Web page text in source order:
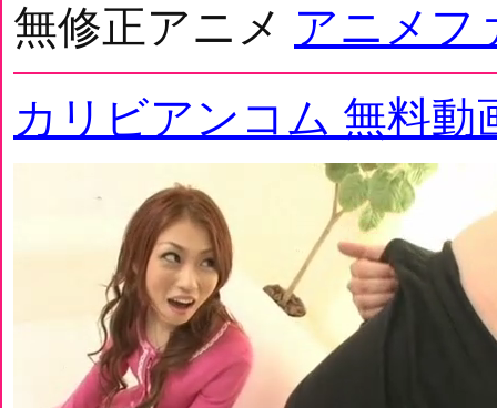
無修正アニメ アニメフ
カリビアンコム 無料動